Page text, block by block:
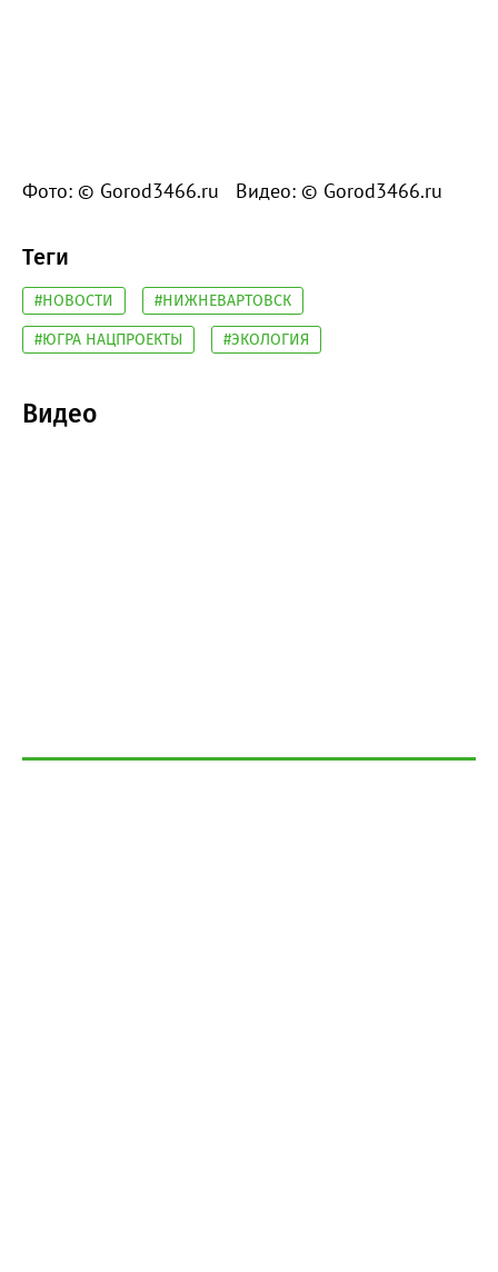
Фото: © Gorod3466.ru Видео: © Gorod3466.ru
Теги
#НОВОСТИ #НИЖНЕВАРТОВСК
#ЮГРА НАЦПРОЕКТЫ #ЭКОЛОГИЯ
Видео